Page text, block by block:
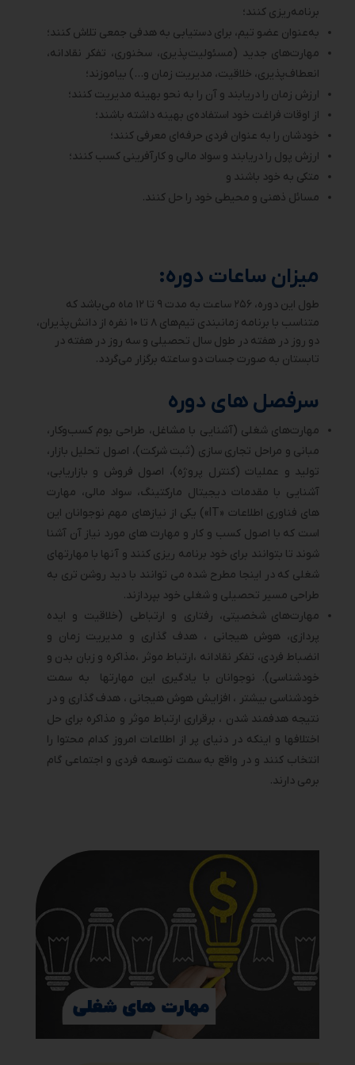
برنامه‌ریزی کنند؛
به‌عنوان عضو تیم، برای دستیابی به هدفی جمعی تلاش کنند؛
مهارت‌های جدید (مسئولیت‌پذیری، سخنوری، تفکر نقادانه،
انعطاف‌پذیری، خلاقیت، مدیریت زمان و…) بیاموزند؛
ارزش زمان را دریابند و آن را به نحو بهینه مدیریت کنند؛
از اوقات فراغت خود استفاد‌ه‌ی بهینه داشته باشند؛
خودشان را به عنوان فردی حرفه‌ای معرفی کنند؛
ارزش پول را دریابند و سواد مالی و کارآفرینی کسب کنند؛
متکی به خود باشند و
مسائل ذهنی و محیطی خود را حل کنند.
میزان ساعات دوره:
طول این دوره، ۲۵۶ ساعت به مدت ۹ تا ۱۲ ماه می‌باشد که
متناسب با برنامه زمانبندی تیم‌های ۸ تا ۱۰ نفره از دانش‌پذیران،
دو روز در هفته در طول سال تحصیلی و سه روز در هفته در
تابستان به صورت جسات دو ساعته برگزار می‌گردد.
سرفصل های دوره
مهارت‌‎های شغلی (آشنایی با مشاغل، طراحی بوم کسب‌وکار،
مبانی و مراحل تجاری سازی (ثبت شرکت)، اصول تحلیل بازار،
تولید و عملیات (کنترل پروژه)، اصول فروش و بازاریابی،
آشنایی با مقدمات دیجیتال مارکتینگ، سواد مالی، مهارت
های فناوری اطلاعات «IT») یکی از نیازهای مهم نوجوانان این
است که با اصول کسب و کار و مهارت های مورد نیاز آن آشنا
شوند تا بتوانند برای خود برنامه ریزی کنند و آنها با مهارتهای
شغلی که در اینجا مطرح شده می توانند با دید روشن تری به
طراحی مسیر تحصیلی و شغلی خود بپردازند.
مهارت‌‎های
شخصیتی، رفتاری و ارتباطی (خلاقیت و ایده
پردازی، هوش هیجانی ، هدف گذاری و مدیریت زمان و
انضباط فردی، تفکر نقادانه ،ارتباط موثر ،مذاکره و زبان بدن و
خودشناسی). نوجوانان با یادگیری این مهارتها به سمت
خودشناسی بیشتر ، افزایش هوش هیجانی ، هدف گذاری و در
نتیجه هدفمند شدن ، برقراری ارتباط موثر و مذاکره برای حل
اختلافها و اینکه در دنیای پر از اطلاعات امروز کدام محتوا را
انتخاب کنند و در واقع به سمت توسعه فردی و اجتماعی گام
برمی دارند.